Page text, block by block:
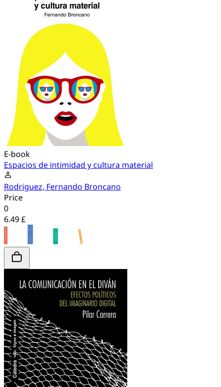
E-book
Espacios de intimidad y cultura material
Rodriguez, Fernando Broncano
Price
0
6.49 £